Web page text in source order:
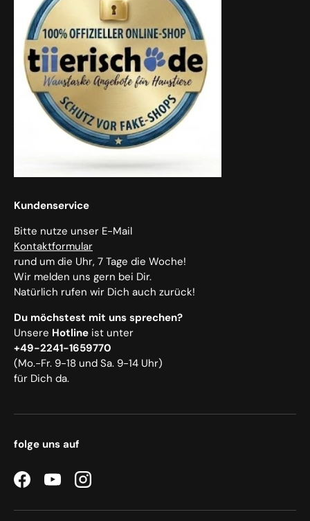
Kundenservice
Bitte nutze unser E-Mail
Kontaktformular
rund um die Uhr, 7 Tage die Woche!
Wir melden uns gern bei Dir.
Natürlich rufen wir Dich auch zurück!
Du möchstest mit uns sprechen?
Unsere Hotline ist unter
+49-2241-1659770
(Mo.-Fr. 9-18 und Sa. 9-14 Uhr)
für Dich da.
folge uns auf
FacebookYouTubeInstagram